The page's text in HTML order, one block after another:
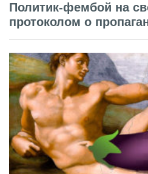
Политик-фембой на
протоколом о